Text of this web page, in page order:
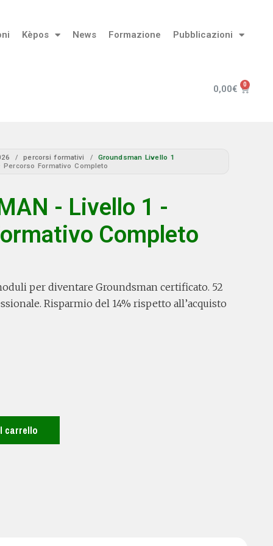
Kèpos News Formazione Pubblicazioni
0,00€
/ percorsi formativi /
Groundsman Livello 1
Percorso Formativo Completo
- Livello 1 -
Completo
per diventare Groundsman certificato. 52
Risparmio del 14% rispetto all’acquisto
carrello